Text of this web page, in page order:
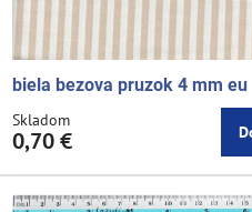
biela bezova pruzok 4 mm eu
Skladom
0,70 €